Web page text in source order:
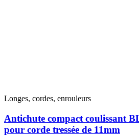
Longes, cordes, enrouleurs
Antichute compact coulissant
pour corde tressée de 11mm